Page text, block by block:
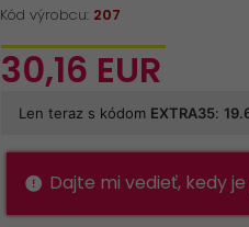
Kód výrobcu: 207
30,16 EUR
Dajte mi vedieť, kedy